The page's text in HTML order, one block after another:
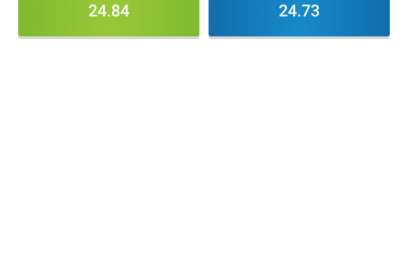
24.84 24.73